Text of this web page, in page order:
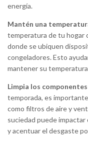
energía.
Mantén una
temperatura de tu hogar
donde se ubiquen
congeladores. Esto
mantener su
Limpia los
temporada, es
como filtros de aire y
suciedad puede
y acentuar el desgaste